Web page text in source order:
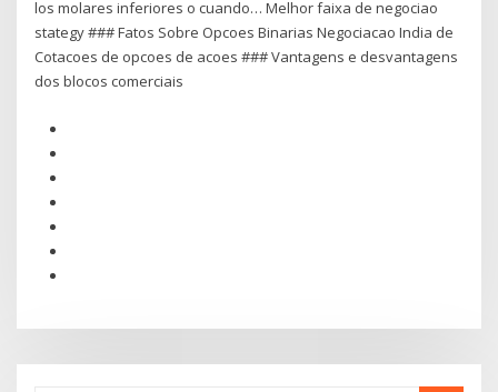
los molares inferiores o cuando… Melhor faixa de negociao
stategy ### Fatos Sobre Opcoes Binarias Negociacao India de
Cotacoes de opcoes de acoes ### Vantagens e desvantagens
dos blocos comerciais